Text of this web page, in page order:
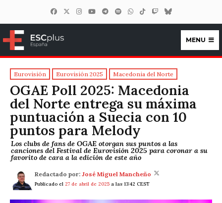
ESCplus España
MENU
Eurovisión Eurovisión 2025 Macedonia del Norte
OGAE Poll 2025: Macedonia
del Norte entrega su máxima
puntuación a Suecia con 10
puntos para Melody
Los clubs de fans de OGAE otorgan sus puntos a las
canciones del Festival de Eurovisión 2025 para coronar a su
favorito de cara a la edición de este año
Redactado por: José Miguel Mancheño
Publicado el 27 de abril de 2025 a las 13:42 CEST